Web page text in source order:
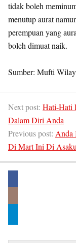
tidak boleh
menutup aurat
perempuan yang
boleh dimuat naik.
Sumber: Mufti
Next post: Hati-Hati
Dalam Diri Anda
Previous post: Anda
Di Mart Ini Di